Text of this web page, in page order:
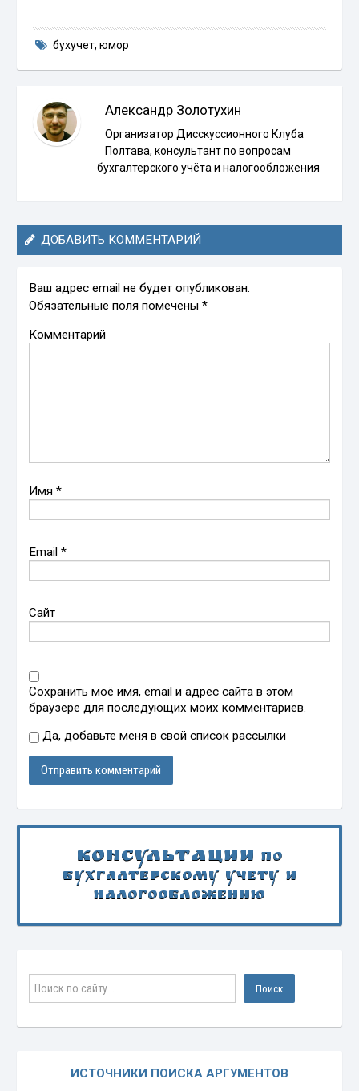
бухучет, юмор
Александр Золотухин
Организатор Дисскуссионного Клуба
Полтава, консультант по вопросам
бухгалтерского учёта и налогообложения
ДОБАВИТЬ КОММЕНТАРИЙ
Ваш адрес email не будет опубликован.
Обязательные поля помечены*
Комментарий
Имя*
Email*
Сайт
Сохранить моё имя, email и адрес сайта в этом
браузере для последующих моих комментариев.
Да, добавьте меня в свой список рассылки
Консультации по
бухгалтерскому учету и
налогообложению
ИСТОЧНИКИ ПОИСКА АРГУМЕНТОВ